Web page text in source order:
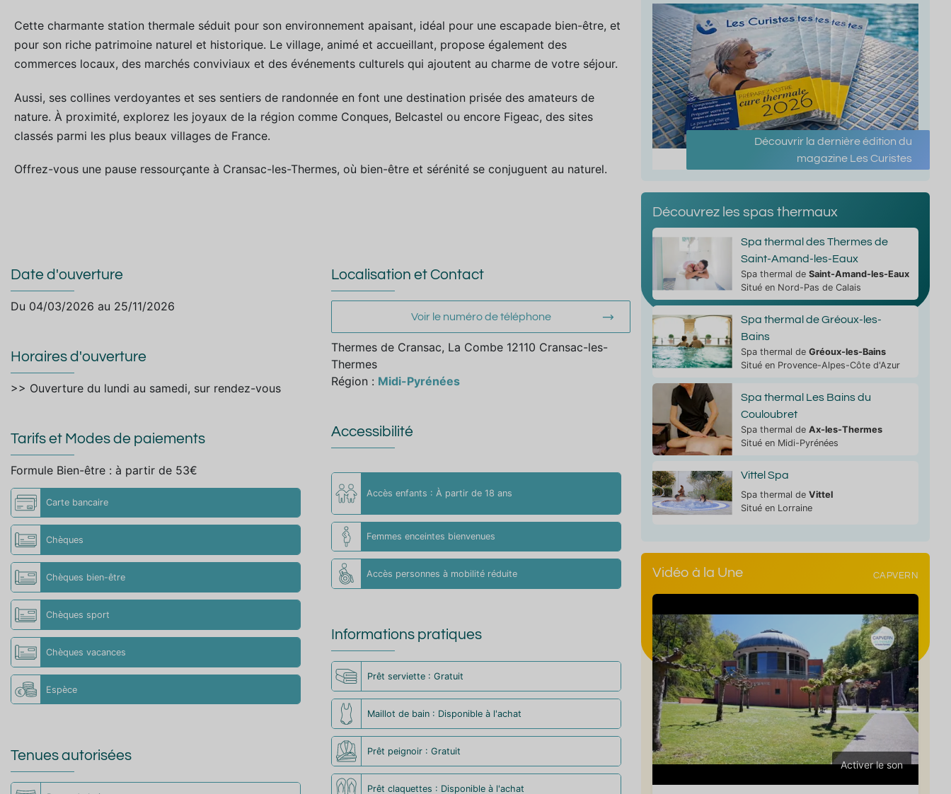
Cette charmante station thermale séduit pour son environnement apaisant, idéal pour une escapade bien-être, et
pour son riche patrimoine naturel et historique. Le village, animé et accueillant, propose également des
commerces locaux, des marchés conviviaux et des événements culturels qui ajoutent au charme de votre séjour.
Aussi, ses collines verdoyantes et ses sentiers de randonnée en font une destination prisée des amateurs de
nature. À proximité, explorez les joyaux de la région comme Conques, Belcastel ou encore Figeac, des sites
classés parmi les plus beaux villages de France.
Offrez-vous une pause ressourçante à Cransac-les-Thermes, où bien-être et sérénité se conjuguent au naturel.
Date d'ouverture
Du 04/03/2026 au 25/11/2026
Horaires d'ouverture
>> Ouverture du lundi au samedi, sur rendez-vous
Tarifs et Modes de paiements
Formule Bien-être : à partir de 53€
Carte bancaire
Chèques
Chèques bien-être
Chèques sport
Chèques vacances
Espèce
Tenues autorisées
Localisation et Contact
Voir le numéro de téléphone
Thermes de Cransac, La Combe 12110 Cransac-les-
Thermes
Région : Midi-Pyrénées
Accessibilité
Accès enfants : À partir de 18 ans
Femmes enceintes bienvenues
Accès personnes à mobilité réduite
Informations pratiques
Prêt serviette : Gratuit
Maillot de bain : Disponible à l'achat
Prêt peignoir : Gratuit
Prêt claquettes : Disponible à l'achat
Découvrir la dernière édition du
magazine Les Curistes
Découvrez les spas thermaux
Spa thermal des Thermes de
Saint-Amand-les-Eaux
Spa thermal de Saint-Amand-les-Eaux
Situé en Nord-Pas de Calais
Spa thermal de Gréoux-les-
Bains
Spa thermal de Gréoux-les-Bains
Situé en Provence-Alpes-Côte d'Azur
Spa thermal Les Bains du
Couloubret
Spa thermal de Ax-les-Thermes
Situé en Midi-Pyrénées
Vittel Spa
Spa thermal de Vittel
Situé en Lorraine
Vidéo à la Une CAPVERN
Activer le son